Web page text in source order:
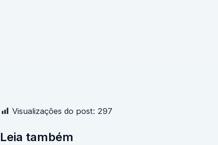
Visualizações do post: 297
Leia também